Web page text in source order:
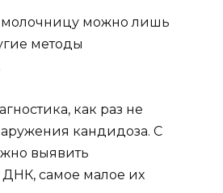
молочницу можно лишь
методы
как раз не
кандидоза. С
выявить
самое малое их